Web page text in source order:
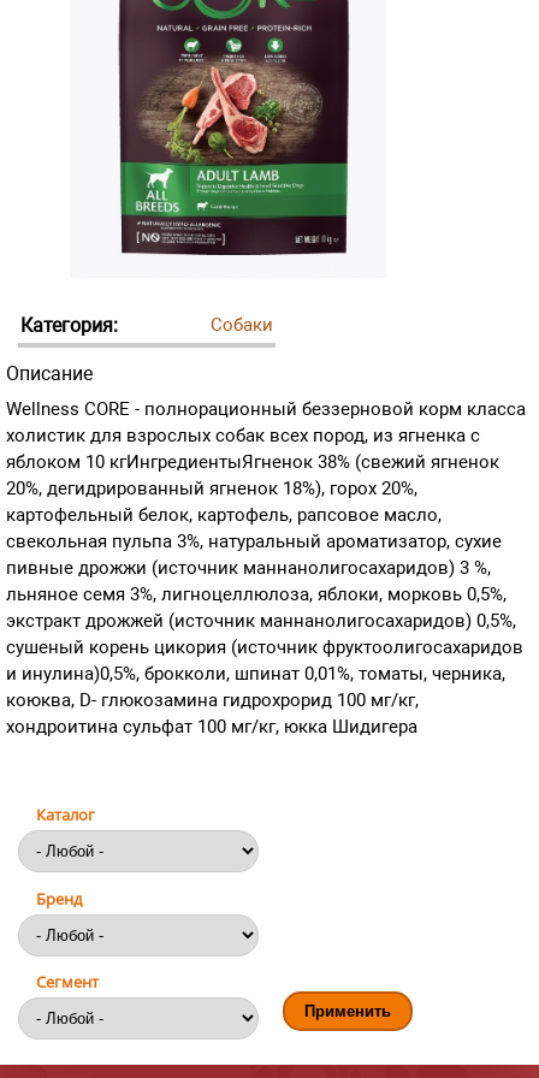
Категория: Собаки
Описание
Wellness CORE - полнорационный беззерновой корм класса
холистик для взрослых собак всех пород, из ягненка с
яблоком 10 кгИнгредиентыЯгненок 38% (свежий ягненок
20%, дегидрированный ягненок 18%), горох 20%,
картофельный белок, картофель, рапсовое масло,
свекольная пульпа 3%, натуральный ароматизатор, сухие
пивные дрожжи (источник маннанолигосахаридов) 3 %,
льняное семя 3%, лигноцеллюлоза, яблоки, морковь 0,5%,
экстракт дрожжей (источник маннанолигосахаридов) 0,5%,
сушеный корень цикория (источник фруктоолигосахаридов
и инулина)0,5%, брокколи, шпинат 0,01%, томаты, черника,
коюква, D- глюкозамина гидрохрорид 100 мг/кг,
хондроитина сульфат 100 мг/кг, юкка Шидигера
Каталог
Бренд
Сегмент